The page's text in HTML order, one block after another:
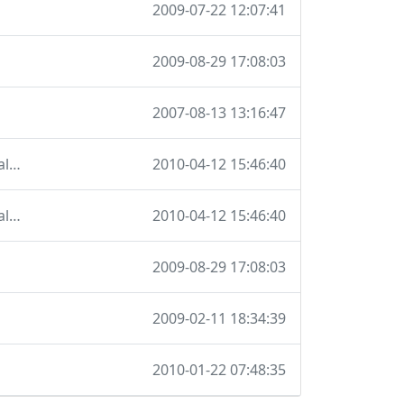
2009-07-22 12:07:41
2009-08-29 17:08:03
2007-08-13 13:16:47
Überarbeitetes Systemuser-Modul, mit dem man Quotas, Realname und Shell selbst setzen kann. 2010-04-12 15:46:40
Überarbeitetes Systemuser-Modul, mit dem man Quotas, Realname und Shell selbst setzen kann. 2010-04-12 15:46:40
2009-08-29 17:08:03
2009-02-11 18:34:39
2010-01-22 07:48:35